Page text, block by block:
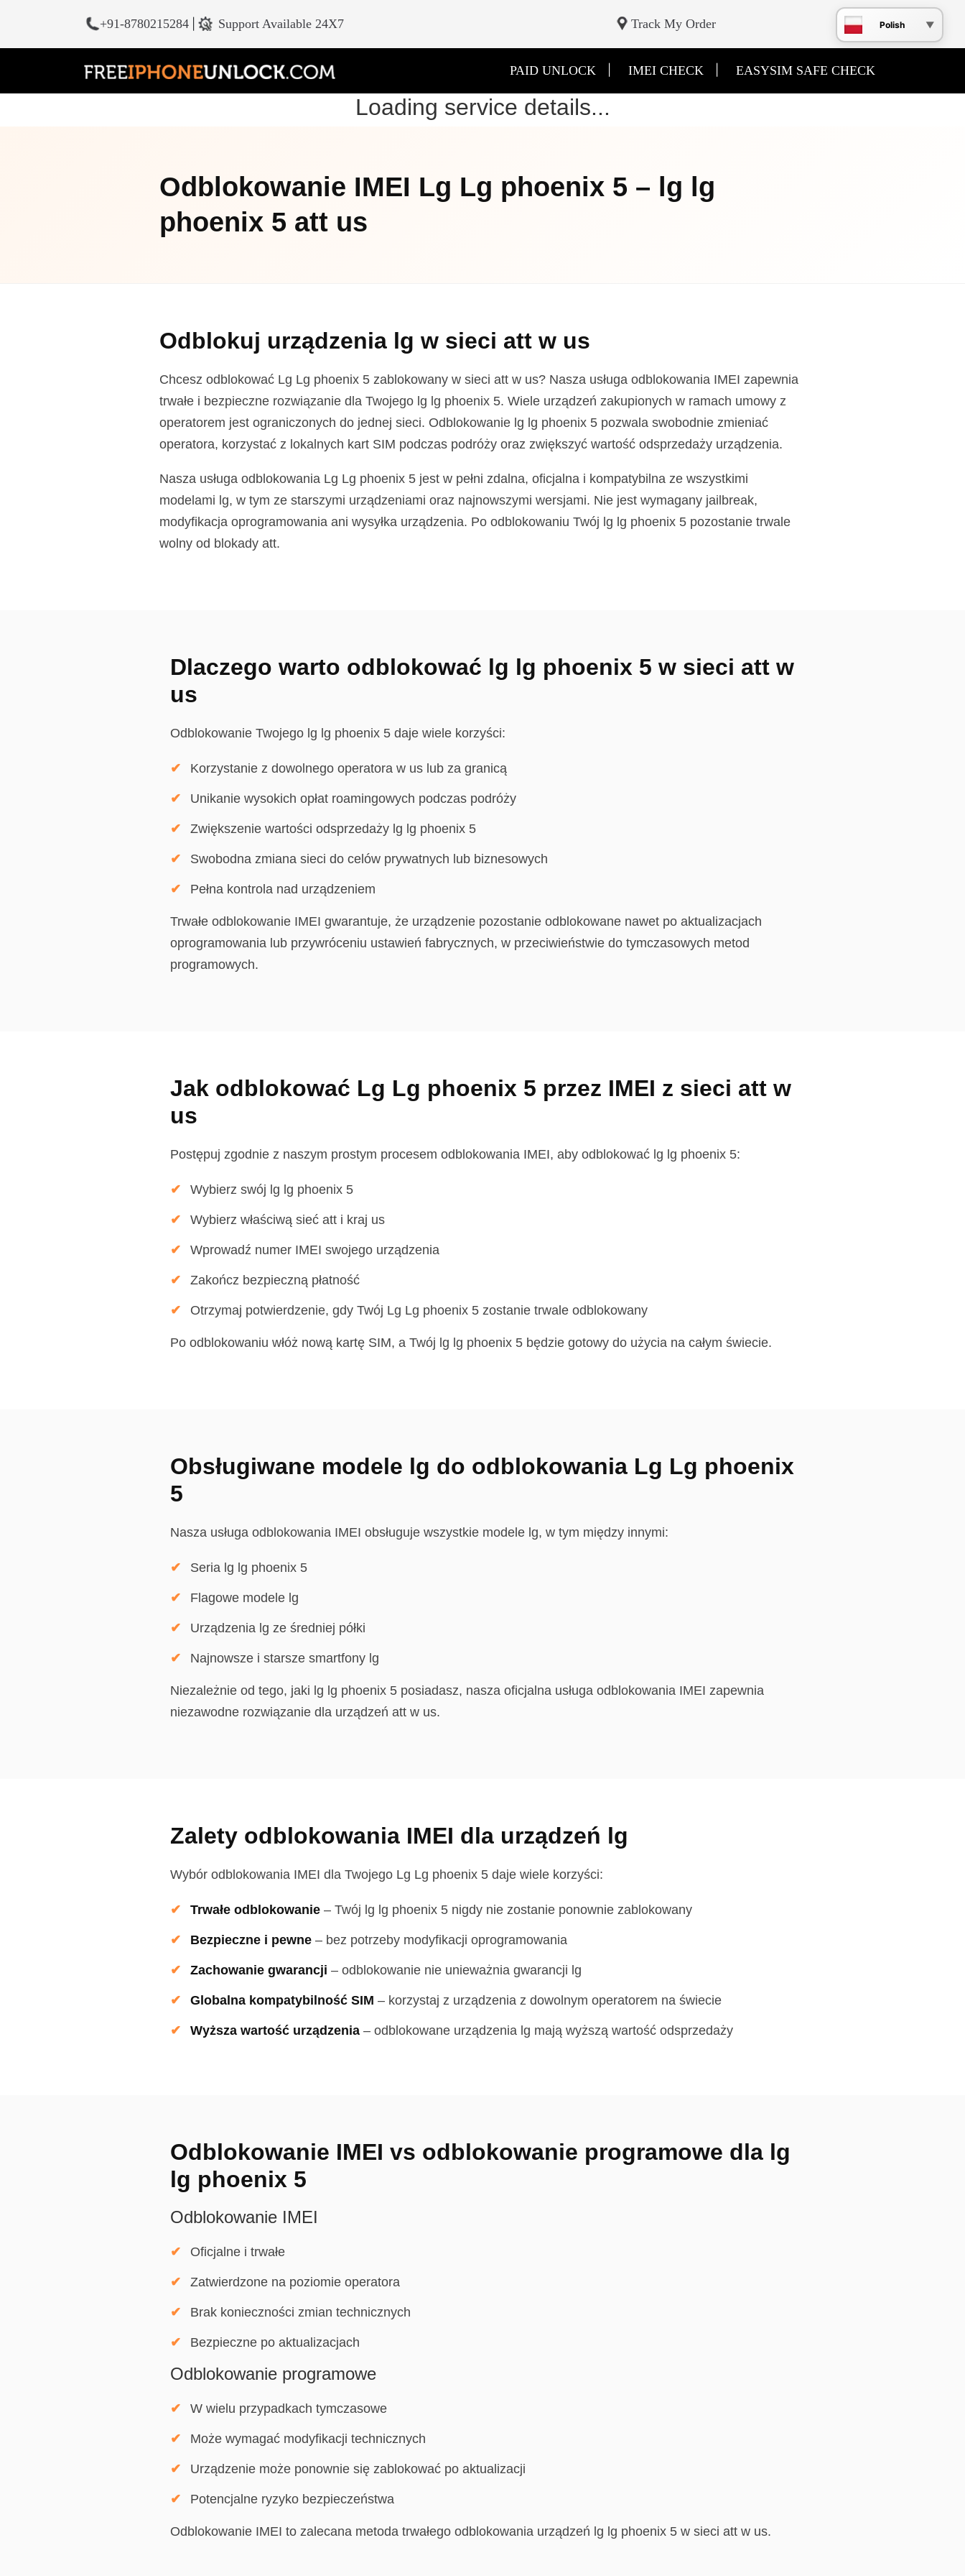
+91-8780215284 Support Available 24X7 Track My Order Polish
PAID UNLOCK IMEI CHECK EASYSIM SAFE CHECK
Loading service details...
Odblokowanie IMEI Lg Lg phoenix 5 – lg lg
phoenix 5 att us
Odblokuj urządzenia lg w sieci att w us
Chcesz odblokować Lg Lg phoenix 5 zablokowany w sieci att w us? Nasza usługa odblokowania IMEI zapewnia
trwałe i bezpieczne rozwiązanie dla Twojego lg lg phoenix 5. Wiele urządzeń zakupionych w ramach umowy z
operatorem jest ograniczonych do jednej sieci. Odblokowanie lg lg phoenix 5 pozwala swobodnie zmieniać
operatora, korzystać z lokalnych kart SIM podczas podróży oraz zwiększyć wartość odsprzedaży urządzenia.
Nasza usługa odblokowania Lg Lg phoenix 5 jest w pełni zdalna, oficjalna i kompatybilna ze wszystkimi
modelami lg, w tym ze starszymi urządzeniami oraz najnowszymi wersjami. Nie jest wymagany jailbreak,
modyfikacja oprogramowania ani wysyłka urządzenia. Po odblokowaniu Twój lg lg phoenix 5 pozostanie trwale
wolny od blokady att.
Dlaczego warto odblokować lg lg phoenix 5 w sieci att w
us
Odblokowanie Twojego lg lg phoenix 5 daje wiele korzyści:
Korzystanie z dowolnego operatora w us lub za granicą
Unikanie wysokich opłat roamingowych podczas podróży
Zwiększenie wartości odsprzedaży lg lg phoenix 5
Swobodna zmiana sieci do celów prywatnych lub biznesowych
Pełna kontrola nad urządzeniem
Trwałe odblokowanie IMEI gwarantuje, że urządzenie pozostanie odblokowane nawet po aktualizacjach
oprogramowania lub przywróceniu ustawień fabrycznych, w przeciwieństwie do tymczasowych metod
programowych.
Jak odblokować Lg Lg phoenix 5 przez IMEI z sieci att w
us
Postępuj zgodnie z naszym prostym procesem odblokowania IMEI, aby odblokować lg lg phoenix 5:
Wybierz swój lg lg phoenix 5
Wybierz właściwą sieć att i kraj us
Wprowadź numer IMEI swojego urządzenia
Zakończ bezpieczną płatność
Otrzymaj potwierdzenie, gdy Twój Lg Lg phoenix 5 zostanie trwale odblokowany
Po odblokowaniu włóż nową kartę SIM, a Twój lg lg phoenix 5 będzie gotowy do użycia na całym świecie.
Obsługiwane modele lg do odblokowania Lg Lg phoenix
5
Nasza usługa odblokowania IMEI obsługuje wszystkie modele lg, w tym między innymi:
Seria lg lg phoenix 5
Flagowe modele lg
Urządzenia lg ze średniej półki
Najnowsze i starsze smartfony lg
Niezależnie od tego, jaki lg lg phoenix 5 posiadasz, nasza oficjalna usługa odblokowania IMEI zapewnia
niezawodne rozwiązanie dla urządzeń att w us.
Zalety odblokowania IMEI dla urządzeń lg
Wybór odblokowania IMEI dla Twojego Lg Lg phoenix 5 daje wiele korzyści:
Trwałe odblokowanie – Twój lg lg phoenix 5 nigdy nie zostanie ponownie zablokowany
Bezpieczne i pewne – bez potrzeby modyfikacji oprogramowania
Zachowanie gwarancji – odblokowanie nie unieważnia gwarancji lg
Globalna kompatybilność SIM – korzystaj z urządzenia z dowolnym operatorem na świecie
Wyższa wartość urządzenia – odblokowane urządzenia lg mają wyższą wartość odsprzedaży
Odblokowanie IMEI vs odblokowanie programowe dla lg
lg phoenix 5
Odblokowanie IMEI
Oficjalne i trwałe
Zatwierdzone na poziomie operatora
Brak konieczności zmian technicznych
Bezpieczne po aktualizacjach
Odblokowanie programowe
W wielu przypadkach tymczasowe
Może wymagać modyfikacji technicznych
Urządzenie może ponownie się zablokować po aktualizacji
Potencjalne ryzyko bezpieczeństwa
Odblokowanie IMEI to zalecana metoda trwałego odblokowania urządzeń lg lg phoenix 5 w sieci att w us.